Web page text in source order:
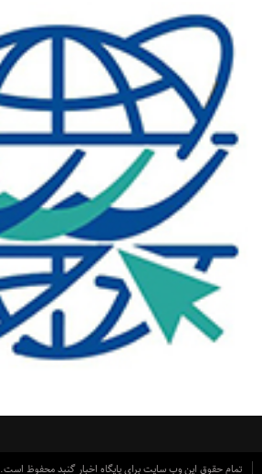
تمام حقوق این وب سایت برای پایگاه اخبار گنبد محفوظ است.